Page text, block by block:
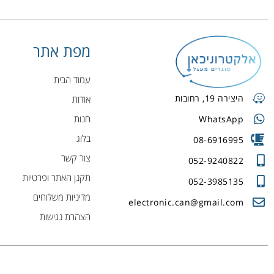
היצירה 19, רחובות
WhatsApp
08-6916995
052-9240822
052-3985135
electronic.can@gmail.com
מפת אתר
עמוד הבית
אודות
חנות
בלוג
צור קשר
תקנן האתר ופרטיות
מדיניות משלוחים
הצהרת נגישות